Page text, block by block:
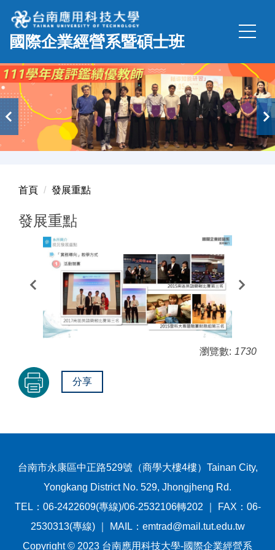
跳
到
主
內
容
區
國際企業經營系暨碩士班
首頁 發展重點
發展重點
瀏覽數: 1730
分享
台南市永康區中正路529號（商學大樓4樓）Tainan City,
Yongkang District No. 529, Jhongjheng Rd.
TEL：06-2422609(專線)/06-2532106轉202 ｜ FAX：06-
2530313(專線) ｜ MAIL：emtrad@mail.tut.edu.tw
Copyright © 2023 台南應用科技大學-國際企業經營系